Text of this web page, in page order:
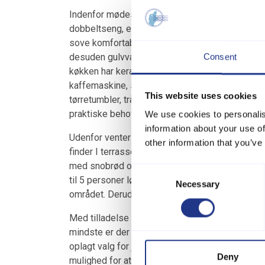
Consent
This website uses cookies
We use cookies to
information about your use
other information that
Consent
Selection
Necessary
Deny
Indenfor mødes I af hele 220 kvadratmeter
dobbeltseng, et med en dobbeltseng og en
sove komfortabelt. Huset rummer to
desuden gulvvarme – en luksuriøs detalje,
køkken har keramisk komfur, ovn, mikroovn,
kaffemaskine, så både hurtige snacks og
tørretumbler, trådløst internet, TV med dansk
praktiske behov og hyggelige aftener
Udenfor venter en indhegnet grund på 853
finder I terrasse med liggestole, grill, gynger
med snobrød og gode historier i skæret fra
til 5 personer løfter ferien til et helt særligt
området. Derudover er der shelter til de
Med tilladelse til at medbringe husdyr er også
mindste er der både barneseng og barnestol,
oplagt valg for jer, der drømmer om en
mulighed for at skabe minder sammen –